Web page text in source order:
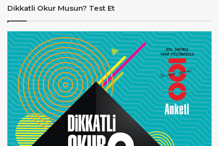
Dikkatli Okur Musun? Test Et